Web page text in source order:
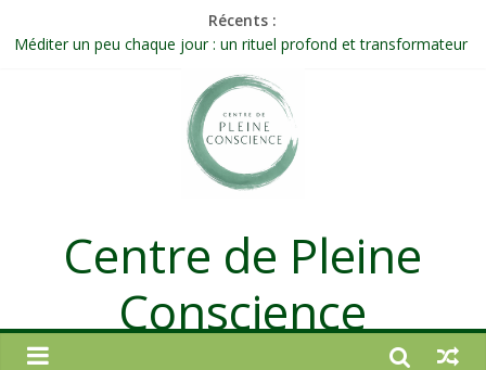
Récents :
Méditer un peu chaque jour : un rituel profond et transformateur
Célébrer la Vie jusque dans les petites actions
Quand on n’arrive plus à agir : et si ce n’était pas un manque de
Une attention consciente d’elle-même, non dirigée par le mental
Centre de Pleine
Conscience